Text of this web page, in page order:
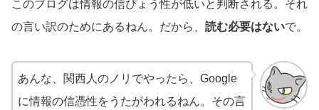
このブログは情報の信ぴょう性が低いと判断される。それ
の言い訳のためにあるねん。だから、 読む必要はないで。
あんな、関西人のノリでやったら、Google
に情報の信憑性をうたがわれるねん。その言